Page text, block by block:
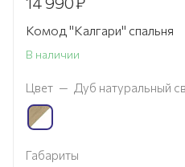
Комод "Калгари" спальня
В наличии
Цвет — Дуб натуральный
Габариты